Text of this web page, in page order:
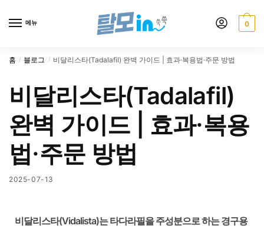
메뉴 0
홈 / 블로그 / 비달리스타(Tadalafil) 완벽 가이드 | 효과·복용법·주문 방법
비달리스타(Tadalafil)
완벽 가이드 | 효과·복용
법·주문 방법
2025-07-13
비달리스타(Vidalista)는 타다라필을 주성분으로 하는 경구용